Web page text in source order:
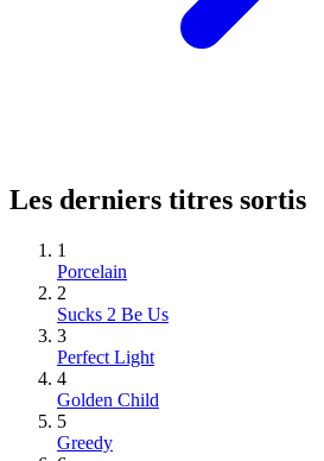
Les derniers titres sortis
1
Porcelain
2
Sucks 2 Be Us
3
Perfect Light
4
Golden Child
5
Greedy